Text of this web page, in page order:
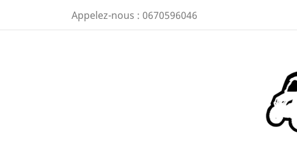
Appelez-nous : 0670596046